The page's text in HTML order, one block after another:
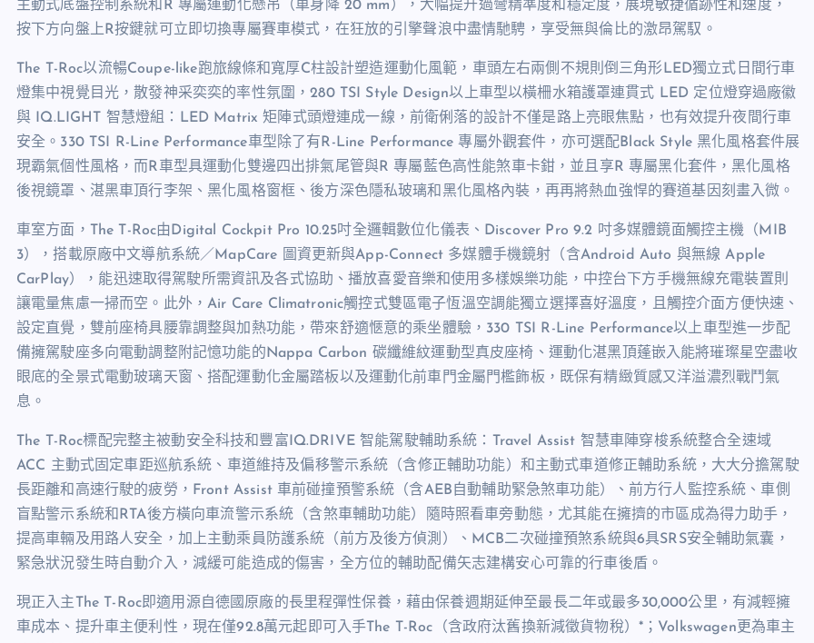
主動式底盤控制系統和R 專屬運動化懸吊（車身降 20 mm），大幅提升過彎精準度和穩定度，展現敏捷循跡性和速度，
按下方向盤上R按鍵就可立即切換專屬賽車模式，在狂放的引擎聲浪中盡情馳騁，享受無與倫比的激昂駕馭。
The T-Roc以流暢Coupe-like跑旅線條和寬厚C柱設計塑造運動化風範，車頭左右兩側不規則倒三角形LED獨立式日間行車
燈集中視覺目光，散發神采奕奕的率性氛圍，280 TSI Style Design以上車型以橫柵水箱護罩連貫式 LED 定位燈穿過廠徽
與 IQ.LIGHT 智慧燈組：LED Matrix 矩陣式頭燈連成一線，前衛俐落的設計不僅是路上亮眼焦點，也有效提升夜間行車
安全。330 TSI R-Line Performance車型除了有R-Line Performance 專屬外觀套件，亦可選配Black Style 黑化風格套件展
現霸氣個性風格，而R車型具運動化雙邊四出排氣尾管與R 專屬藍色高性能煞車卡鉗，並且享R 專屬黑化套件，黑化風格
後視鏡罩、湛黑車頂行李架、黑化風格窗框、後方深色隱私玻璃和黑化風格內裝，再再將熱血強悍的賽道基因刻畫入微。
車室方面，The T-Roc由Digital Cockpit Pro 10.25吋全邏輯數位化儀表、Discover Pro 9.2 吋多媒體鏡面觸控主機（MIB
3），搭載原廠中文導航系統／MapCare 圖資更新與App-Connect 多媒體手機鏡射（含Android Auto 與無線 Apple
CarPlay），能迅速取得駕駛所需資訊及各式協助、播放喜愛音樂和使用多樣娛樂功能，中控台下方手機無線充電裝置則
讓電量焦慮一掃而空。此外，Air Care Climatronic觸控式雙區電子恆溫空調能獨立選擇喜好溫度，且觸控介面方便快速、
設定直覺，雙前座椅具腰靠調整與加熱功能，帶來舒適愜意的乘坐體驗，330 TSI R-Line Performance以上車型進一步配
備擁駕駛座多向電動調整附記憶功能的Nappa Carbon 碳纖維紋運動型真皮座椅、運動化湛黑頂蓬嵌入能將璀璨星空盡收
眼底的全景式電動玻璃天窗、搭配運動化金屬踏板以及運動化前車門金屬門檻飾板，既保有精緻質感又洋溢濃烈戰鬥氣
息。
The T-Roc標配完整主被動安全科技和豐富IQ.DRIVE 智能駕駛輔助系統：Travel Assist 智慧車陣穿梭系統整合全速域
ACC 主動式固定車距巡航系統、車道維持及偏移警示系統（含修正輔助功能）和主動式車道修正輔助系統，大大分擔駕駛
長距離和高速行駛的疲勞，Front Assist 車前碰撞預警系統（含AEB自動輔助緊急煞車功能）、前方行人監控系統、車側
盲點警示系統和RTA後方橫向車流警示系統（含煞車輔助功能）隨時照看車旁動態，尤其能在擁擠的市區成為得力助手，
提高車輛及用路人安全，加上主動乘員防護系統（前方及後方偵測）、MCB二次碰撞預煞系統與6具SRS安全輔助氣囊，
緊急狀況發生時自動介入，減緩可能造成的傷害，全方位的輔助配備矢志建構安心可靠的行車後盾。
現正入主The T-Roc即適用源自德國原廠的長里程彈性保養，藉由保養週期延伸至最長二年或最多30,000公里，有減輕擁
車成本、提升車主便利性，現在僅92.8萬元起即可入手The T-Roc（含政府汰舊換新減徵貨物稅）*；Volkswagen更為車主